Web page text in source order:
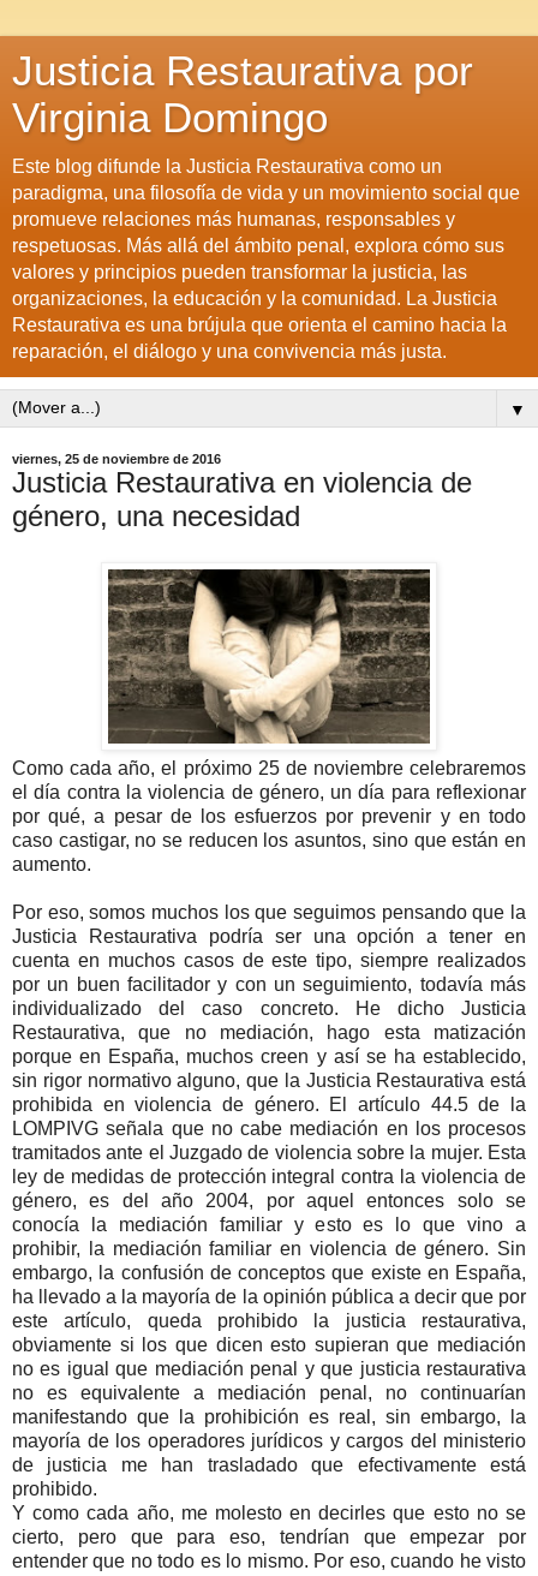
Justicia Restaurativa por
Virginia Domingo
Este blog difunde la Justicia Restaurativa como un
paradigma, una filosofía de vida y un movimiento social que
promueve relaciones más humanas, responsables y
respetuosas. Más allá del ámbito penal, explora cómo sus
valores y principios pueden transformar la justicia, las
organizaciones, la educación y la comunidad. La Justicia
Restaurativa es una brújula que orienta el camino hacia la
reparación, el diálogo y una convivencia más justa.
▼
viernes, 25 de noviembre de 2016
Justicia Restaurativa en violencia de
género, una necesidad
Como cada año, el próximo 25 de noviembre celebraremos
el día contra la violencia de género, un día para reflexionar
por qué, a pesar de los esfuerzos por prevenir y en todo
caso castigar, no se reducen los asuntos, sino que están en
aumento.
Por eso, somos muchos los que seguimos pensando que la
Justicia Restaurativa podría ser una opción a tener en
cuenta en muchos casos de este tipo, siempre realizados
por un buen facilitador y con un seguimiento, todavía más
individualizado del caso concreto. He dicho Justicia
Restaurativa, que no mediación, hago esta matización
porque en España, muchos creen y así se ha establecido,
sin rigor normativo alguno, que la Justicia Restaurativa está
prohibida en violencia de género. El artículo 44.5 de la
LOMPIVG señala que no cabe mediación en los procesos
tramitados ante el Juzgado de violencia sobre la mujer. Esta
ley de medidas de protección integral contra la violencia de
género, es del año 2004, por aquel entonces solo se
conocía la mediación familiar y esto es lo que vino a
prohibir, la mediación familiar en violencia de género. Sin
embargo, la confusión de conceptos que existe en España,
ha llevado a la mayoría de la opinión pública a decir que por
este artículo, queda prohibido la justicia restaurativa,
obviamente si los que dicen esto supieran que mediación
no es igual que mediación penal y que justicia restaurativa
no es equivalente a mediación penal, no continuarían
manifestando que la prohibición es real, sin embargo, la
mayoría de los operadores jurídicos y cargos del ministerio
de justicia me han trasladado que efectivamente está
prohibido.
Y como cada año, me molesto en decirles que esto no se
cierto, pero que para eso, tendrían que empezar por
entender que no todo es lo mismo. Por eso, cuando he visto